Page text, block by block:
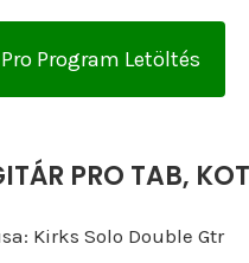
Program Letöltés
PRO TAB,
Kirks Solo Double Gtr